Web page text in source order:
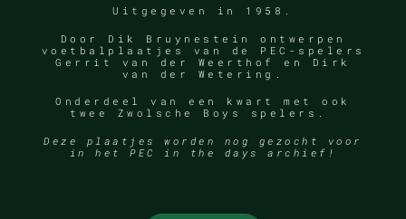
Uitgegeven in 1958.
Door Dik Bruynestein ontwerpen
voetbalplaatjes van de PEC-spelers
Gerrit van der Weerthof en Dirk
van der Wetering.
Onderdeel van een kwart met ook
twee Zwolsche Boys spelers.
Deze plaatjes worden nog gezocht voor
in het PEC in the days archief!